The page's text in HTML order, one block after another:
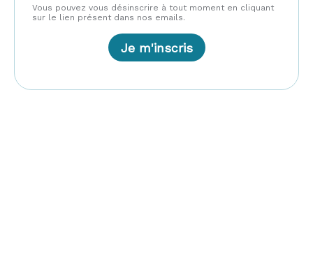
Vous pouvez vous désinscrire à tout moment en cliquant
sur le lien présent dans nos emails.
Je m'inscris